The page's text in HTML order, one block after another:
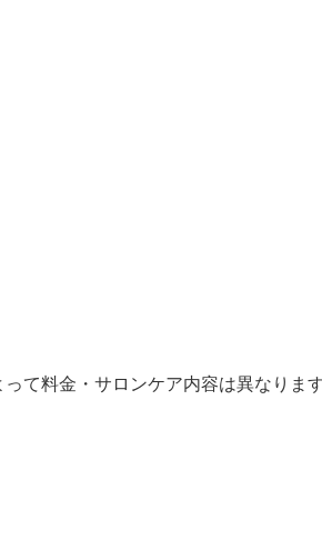
て料金・サロンケア内容は異なりま